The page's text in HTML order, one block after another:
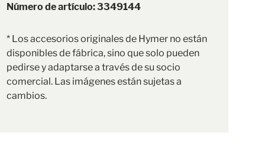
Número de artículo: 3349144
* Los accesorios originales de Hymer no están
disponibles de fábrica, sino que solo pueden
pedirse y adaptarse a través de su socio
comercial. Las imágenes están sujetas a
cambios.